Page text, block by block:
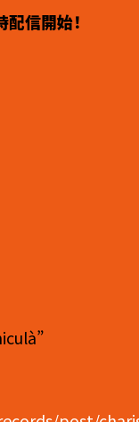
信開始！